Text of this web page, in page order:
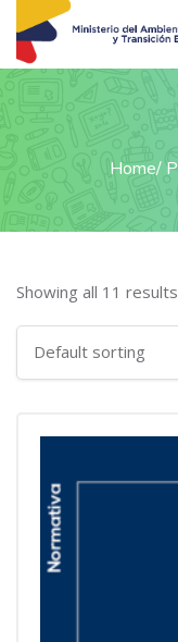
Home
Showing all 11 results